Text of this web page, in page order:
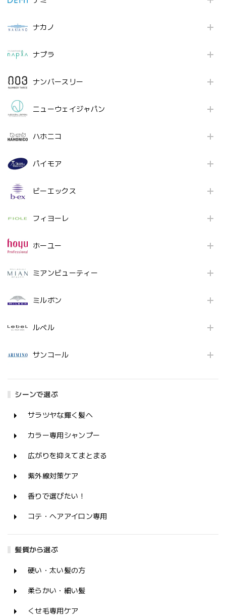
ナカノ
ナプラ
ナンバースリー
ニューウェイジャパン
ハホニコ
パイモア
ビーエックス
フィヨーレ
ホーユー
ミアンビューティー
ミルボン
ルベル
サンコール
シーンで選ぶ
サラツヤな輝く髪へ
カラー専用シャンプー
広がりを抑えてまとまる
紫外線対策ケア
香りで選びたい！
コテ・ヘアアイロン専用
髪質から選ぶ
硬い・太い髪の方
柔らかい・細い髪
くせ毛専用ケア